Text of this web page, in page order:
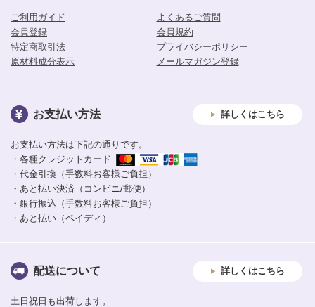
ご利用ガイド
よくあるご質問
会員登録
会員規約
特定商取引法
プライバシーポリシー
原材料成分表示
メールマガジン登録
お支払い方法 詳しくはこちら
お支払い方法は下記の通りです。
・各種クレジットカード
・代金引換（手数料お客様ご負担）
・あと払い決済（コンビニ/郵便）
・銀行振込（手数料お客様ご負担）
・あと払い（ペイディ）
配送について 詳しくはこちら
土日祝日も出荷します。